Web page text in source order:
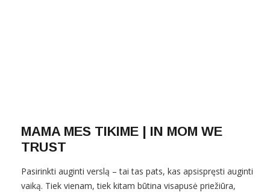
MAMA MES TIKIME | IN MOM WE
TRUST
Pasirinkti auginti verslą – tai tas pats, kas apsispręsti auginti
vaiką. Tiek vienam, tiek kitam būtina visapusė priežiūra,